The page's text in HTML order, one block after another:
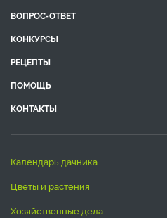
ВОПРОС-ОТВЕТ
КОНКУРСЫ
РЕЦЕПТЫ
ПОМОЩЬ
КОНТАКТЫ
календарь дачника
цветы и растения
хозяйственные дела